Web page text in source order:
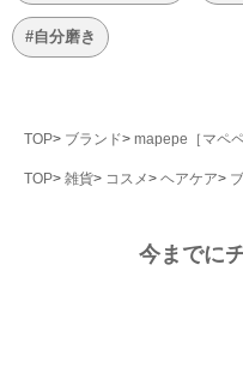
#自分磨き
TOP ブランド mapepe［マペペ
TOP 雑貨 コスメ ヘアケア
今までに